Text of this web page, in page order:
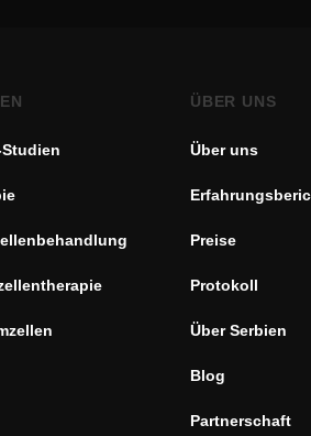
ÜBER UNS
Über uns
Preise
Protokoll
Über Serbien
Blog
Partnerschaft